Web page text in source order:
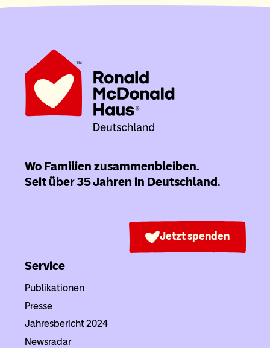
Wo Familien zusammenbleiben.
Seit über 35 Jahren in Deutschland.
Jetzt spenden
Service
Publikationen
Presse
Jahresbericht 2024
Newsradar